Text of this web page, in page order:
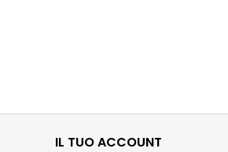
IL TUO ACCOUNT